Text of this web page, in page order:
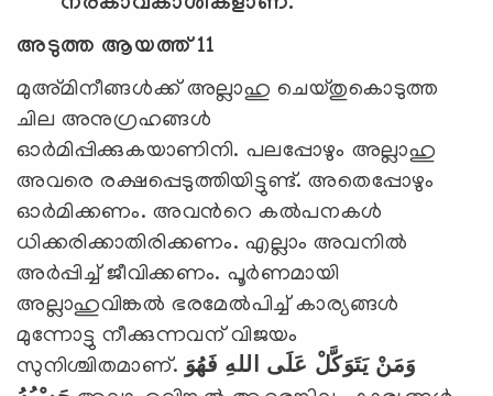
അടുത്ത ആയത്ത് 11
മുഅ്മിനീങ്ങള്‍ക്ക് അല്ലാഹു ചെയ്തുകൊടുത്ത
ചില അനുഗ്രഹങ്ങള്‍
ഓര്‍മിപ്പിക്കുകയാണിനി. പലപ്പോഴും അല്ലാഹു
അവരെ രക്ഷപ്പെടുത്തിയിട്ടുണ്ട്. അതെപ്പോഴും
ഓര്‍‌മിക്കണം. അവന്‍റെ കല്‍പനകള്‍
ധിക്കരിക്കാതിരിക്കണം. എല്ലാം അവനില്‍
അര്‍പ്പിച്ച് ജീവിക്കണം. പൂര്‍ണമായി
അല്ലാഹുവിങ്കല്‍ ഭരമേല്‍പിച്ച്‌ കാര്യങ്ങള്‍
മുന്നോട്ടു നീക്കുന്നവന് വിജയം
സുനിശ്ചിതമാണ്. وَمَنْ يَتَوَكَّلْ عَلَى اللهِ فَهُوَ